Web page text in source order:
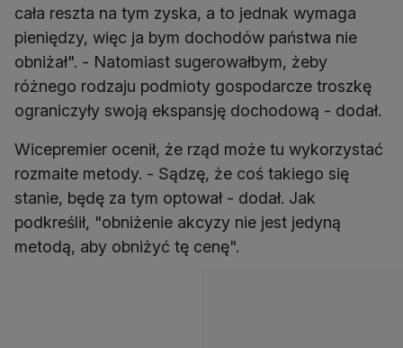
cała reszta na tym zyska, a to jednak wymaga
pieniędzy, więc ja bym dochodów państwa nie
obniżał". - Natomiast sugerowałbym, żeby
różnego rodzaju podmioty gospodarcze troszkę
Wicepremier ocenił, że rząd może tu wykorzystać
rozmaite metody. - Sądzę, że coś takiego się
stanie, będę za tym optował - dodał. Jak
podkreślił, "obniżenie akcyzy nie jest jedyną